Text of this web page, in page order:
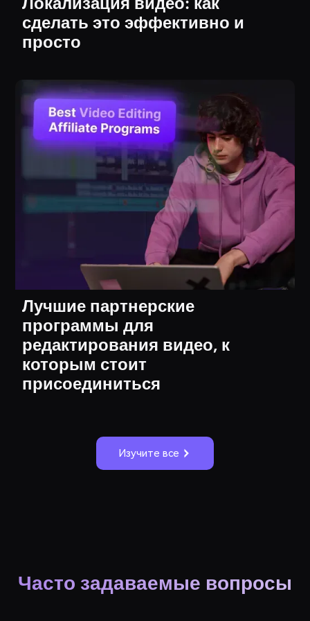
сделать это эффективно и
просто
Лучшие партнерские
программы для
редактирования видео, к
которым стоит
присоединиться
Изучите все
Часто задаваемые вопросы